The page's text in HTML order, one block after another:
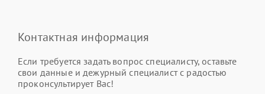
Контактная информация
Если требуется задать вопрос специалисту, оставьте
свои данные и дежурный специалист с радостью
проконсультирует Вас!